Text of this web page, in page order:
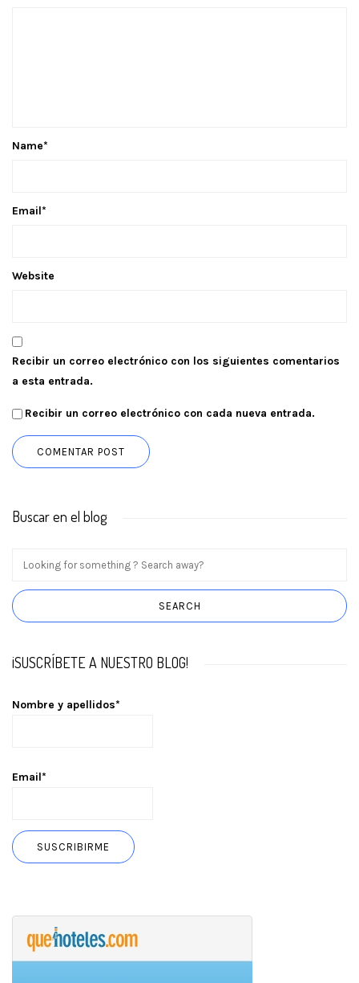
Name*
Email*
Website
Recibir un correo electrónico con los siguientes comentarios
a esta entrada.
Recibir un correo electrónico con cada nueva entrada.
Buscar en el blog
¡SUSCRÍBETE A NUESTRO BLOG!
Nombre y apellidos*
Email*